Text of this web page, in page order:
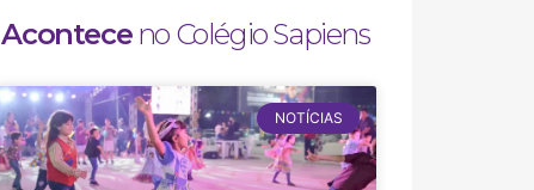
Aconteceno Colégio Sapiens
NOTÍCIAS